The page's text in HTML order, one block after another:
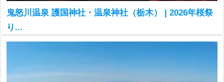
鬼怒川温泉 護国神社・温泉神社（栃木） | 2026年桜祭
り...